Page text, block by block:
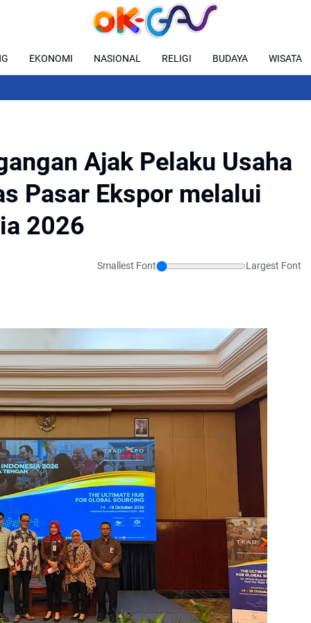
EKONOMI NASIONAL RELIGI BUDAYA WISATA
Ajak Pelaku Usaha
Pasar Ekspor melalui
2026
Smallest Font Largest Font